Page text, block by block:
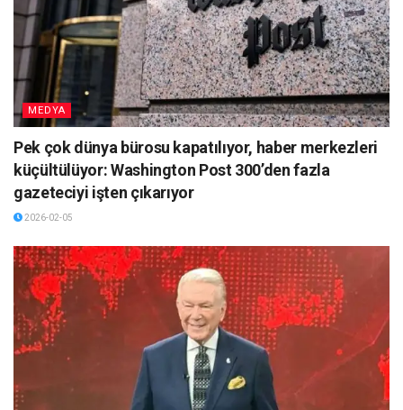
MEDYA
Pek çok dünya bürosu kapatılıyor, haber merkezleri
küçültülüyor: Washington Post 300’den fazla
gazeteciyi işten çıkarıyor
2026-02-05